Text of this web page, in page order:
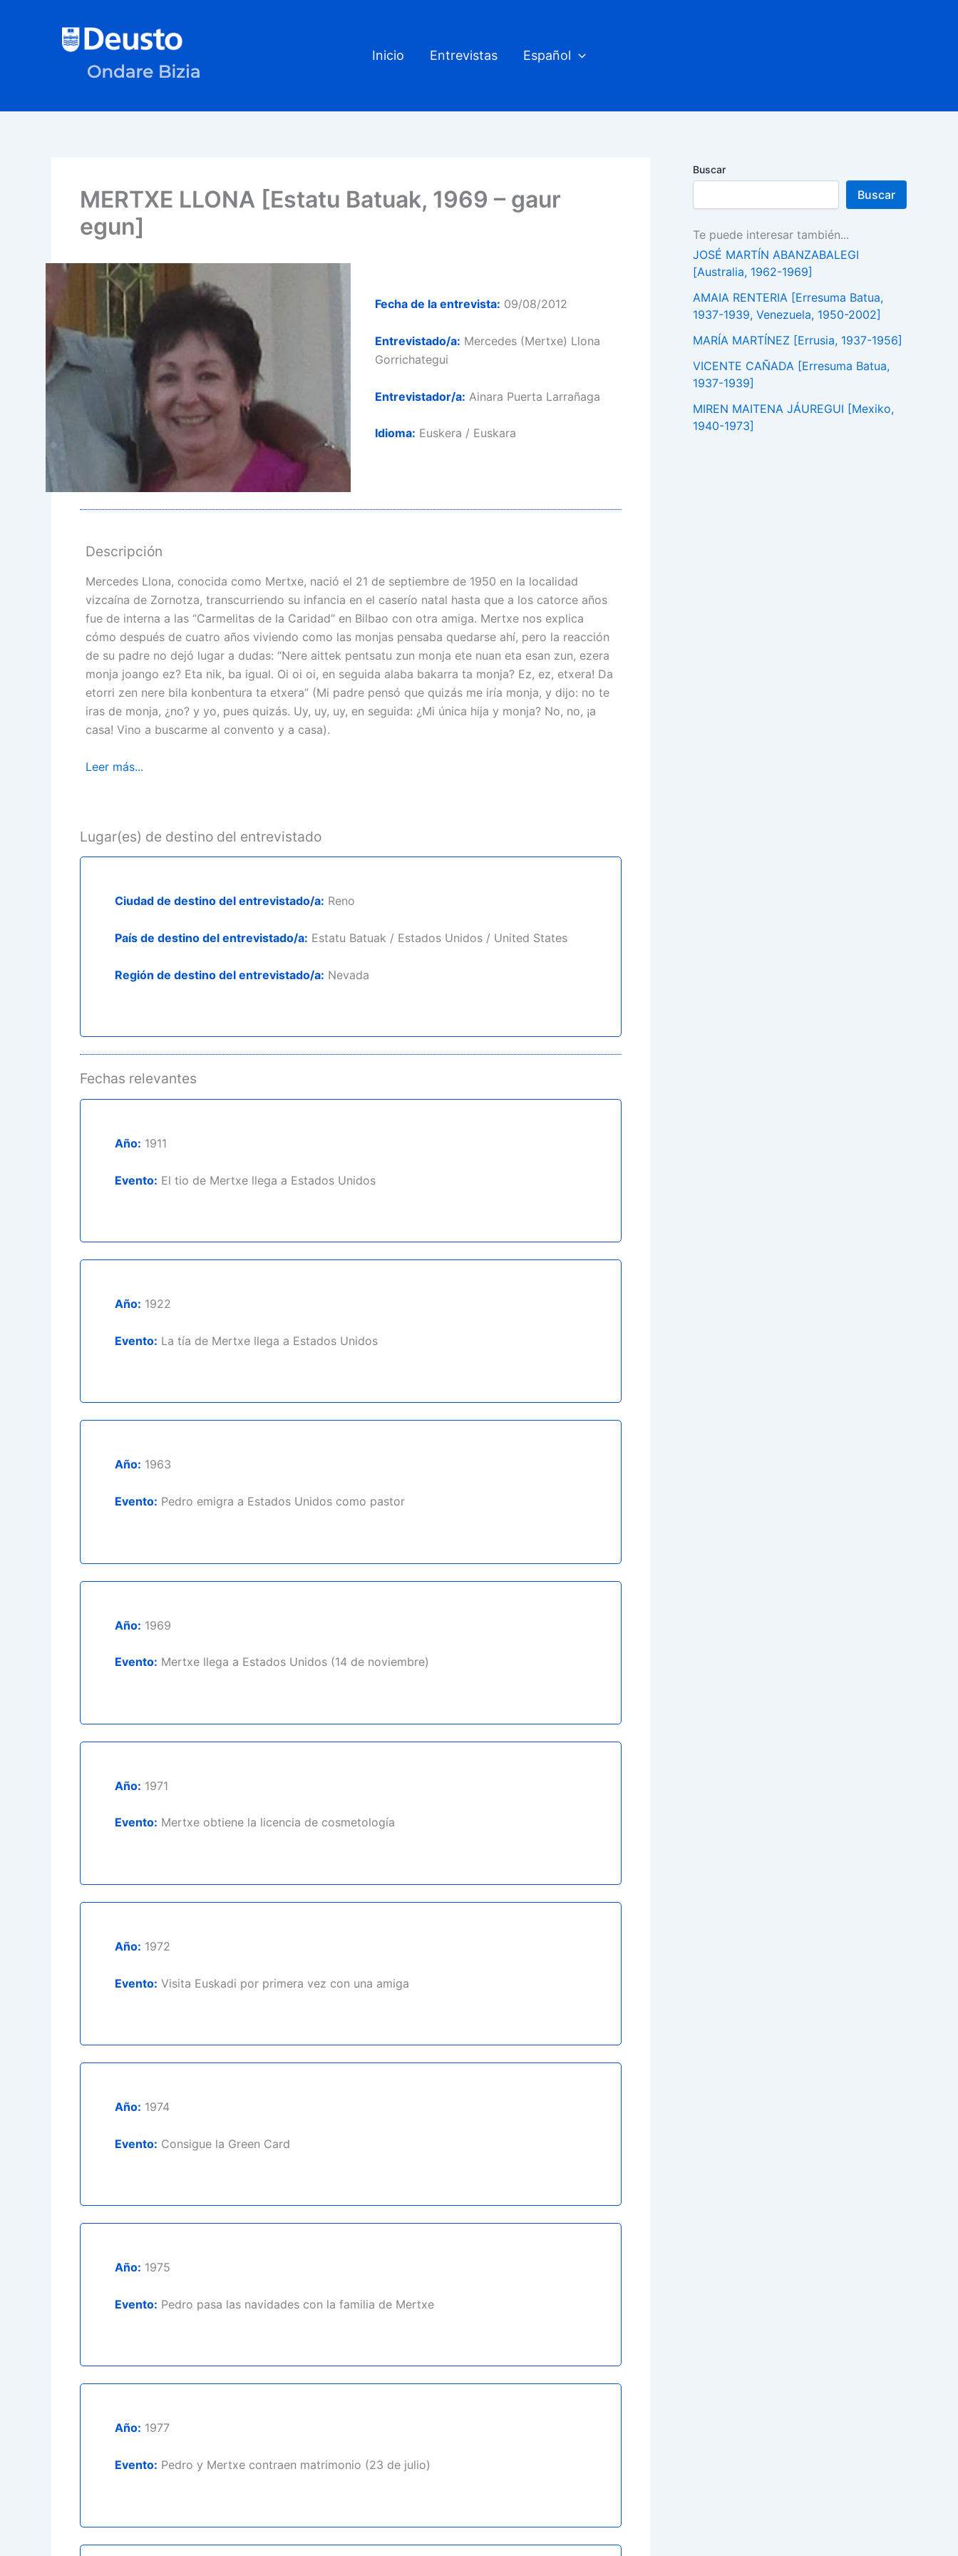
Inicio Entrevistas Español
MERTXE LLONA [Estatu Batuak, 1969 – gaur
egun]
Fecha de la entrevista: 09/08/2012
Entrevistado/a: Mercedes (Mertxe) Llona
Gorrichategui
Entrevistador/a: Ainara Puerta Larrañaga
Idioma: Euskera / Euskara
Descripción
Mercedes Llona, conocida como Mertxe, nació el 21 de septiembre de 1950 en la localidad
vizcaína de Zornotza, transcurriendo su infancia en el caserío natal hasta que a los catorce años
fue de interna a las “Carmelitas de la Caridad” en Bilbao con otra amiga. Mertxe nos explica
cómo después de cuatro años viviendo como las monjas pensaba quedarse ahí, pero la reacción
de su padre no dejó lugar a dudas: “Nere aittek pentsatu zun monja ete nuan eta esan zun, ezera
monja joango ez? Eta nik, ba igual. Oi oi oi, en seguida alaba bakarra ta monja? Ez, ez, etxera! Da
etorri zen nere bila konbentura ta etxera” (Mi padre pensó que quizás me iría monja, y dijo: no te
iras de monja, ¿no? y yo, pues quizás. Uy, uy, uy, en seguida: ¿Mi única hija y monja? No, no, ¡a
casa! Vino a buscarme al convento y a casa).
Leer más...
Lugar(es) de destino del entrevistado
Ciudad de destino del entrevistado/a: Reno
País de destino del entrevistado/a: Estatu Batuak / Estados Unidos / United States
Región de destino del entrevistado/a: Nevada
Fechas relevantes
Año: 1911
Evento: El tio de Mertxe llega a Estados Unidos
Año: 1922
Evento: La tía de Mertxe llega a Estados Unidos
Año: 1963
Evento: Pedro emigra a Estados Unidos como pastor
Año: 1969
Evento: Mertxe llega a Estados Unidos (14 de noviembre)
Año: 1971
Evento: Mertxe obtiene la licencia de cosmetología
Año: 1972
Evento: Visita Euskadi por primera vez con una amiga
Año: 1974
Evento: Consigue la Green Card
Año: 1975
Evento: Pedro pasa las navidades con la familia de Mertxe
Año: 1977
Evento: Pedro y Mertxe contraen matrimonio (23 de julio)
Buscar
Buscar
Te puede interesar también...
JOSÉ MARTÍN ABANZABALEGI
[Australia, 1962-1969]
AMAIA RENTERIA [Erresuma Batua,
1937-1939, Venezuela, 1950-2002]
MARÍA MARTÍNEZ [Errusia, 1937-1956]
VICENTE CAÑADA [Erresuma Batua,
1937-1939]
MIREN MAITENA JÁUREGUI [Mexiko,
1940-1973]